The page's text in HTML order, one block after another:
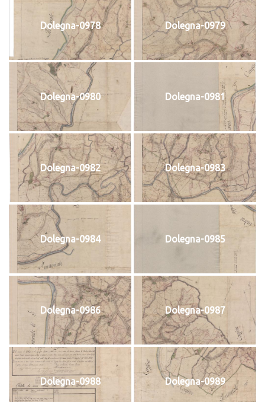
Dolegna-0978 Dolegna-0979
Dolegna-0980 Dolegna-0981
Dolegna-0982 Dolegna-0983
Dolegna-0984 Dolegna-0985
Dolegna-0986 Dolegna-0987
Dolegna-0988 Dolegna-0989